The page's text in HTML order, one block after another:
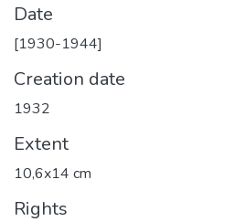
Date
[1930-1944]
Creation date
1932
Extent
10,6x14 cm
Rights